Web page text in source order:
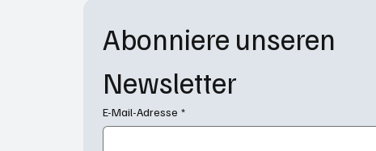
Abonniere unseren
Newsletter
E-Mail-Adresse *